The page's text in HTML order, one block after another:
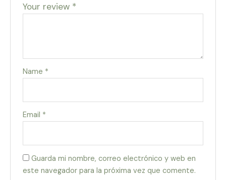
Your review *
Name *
Email *
Guarda mi nombre, correo electrónico y web en
este navegador para la próxima vez que comente.